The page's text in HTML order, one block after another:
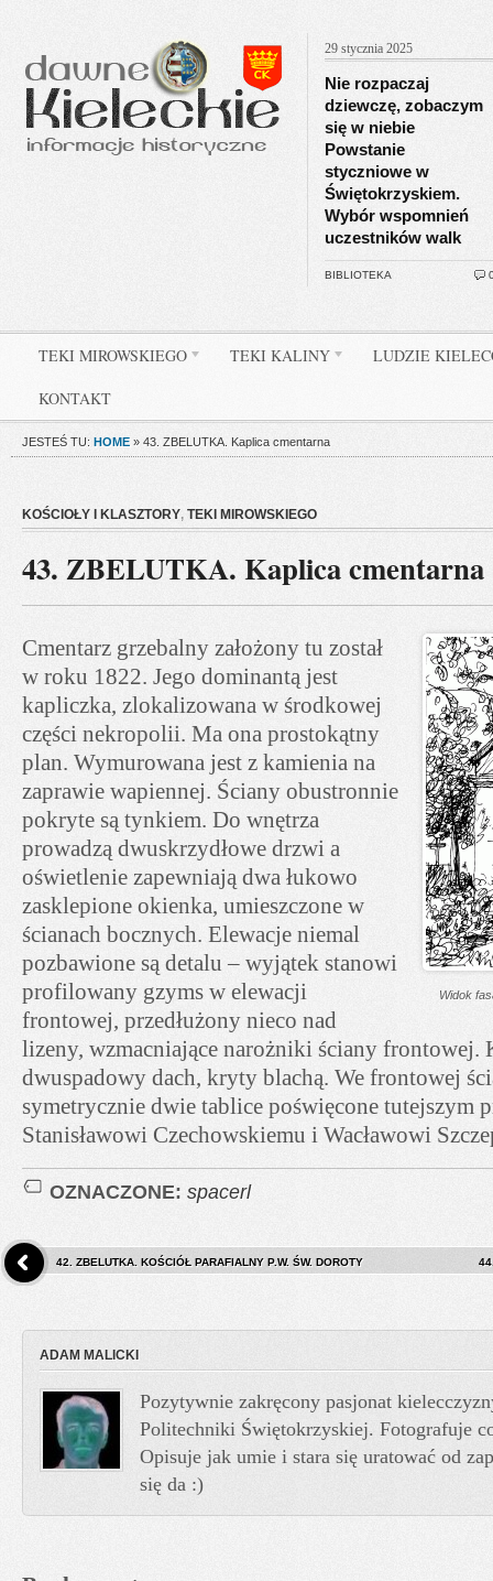
29 stycznia 2025
Nie rozpaczaj
dziewczę, zobaczym
się w niebie
Powstanie
styczniowe w
Świętokrzyskiem.
Wybór wspomnień
uczestników walk
BIBLIOTEKA
TEKI MIROWSKIEGO TEKI KALINY LUDZIE
KONTAKT
JESTEŚ TU: HOME » 43. ZBELUTKA. Kaplica cmentarna
KOŚCIOŁY I KLASZTORY, TEKI MIROWSKIEGO
43. ZBELUTKA. Kaplica cmentarna
Widok
Cmentarz grzebalny założony tu został
w roku 1822. Jego dominantą jest
kapliczka, zlokalizowana w środkowej
części nekropolii. Ma ona prostokątny
plan. Wymurowana jest z kamienia na
zaprawie wapiennej. Ściany obustronnie
pokryte są tynkiem. Do wnętrza
prowadzą dwuskrzydłowe drzwi a
oświetlenie zapewniają dwa łukowo
zasklepione okienka, umieszczone w
ścianach bocznych. Elewacje niemal
pozbawione są detalu – wyjątek stanowi
profilowany gzyms w elewacji
frontowej, przedłużony nieco nad
lizeny, wzmacniające narożniki ściany frontowej.
dwuspadowy dach, kryty blachą. We frontowej
symetrycznie dwie tablice poświęcone tutejszym
Stanisławowi Czechowskiemu i Wacławowi
OZNACZONE: spacerl
42. ZBELUTKA. KOŚCIÓŁ PARAFIALNY P.W. ŚW. DOROTY
ADAM MALICKI
Pozytywnie zakręcony pasjonat
Politechniki Świętokrzyskiej. Fotografuje
Opisuje jak umie i stara się uratować od
się da :)